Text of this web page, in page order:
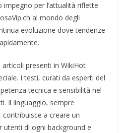
impegno per l’attualità riflette
al mondo degli
evoluzione dove tendenze
presenti in WikiHot
I testi, curati da esperti del
tecnica e sensibilità nel
Il linguaggio, sempre
a creare un
utenti di ogni background e